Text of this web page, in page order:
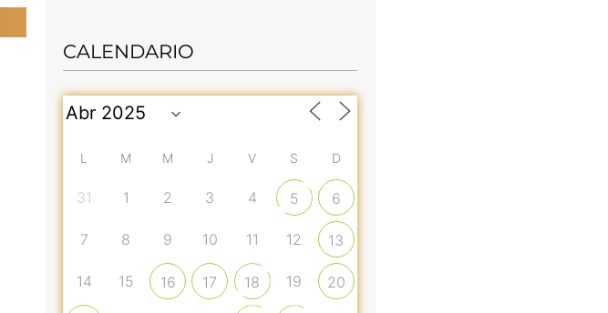
CALENDARIO
L M M J V S D
31 1 2 3 4 5 6
7 8 9 10 11 12 13
14 15 16 17 18 19 20